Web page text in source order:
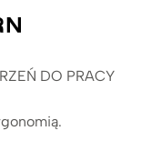
DO PRACY